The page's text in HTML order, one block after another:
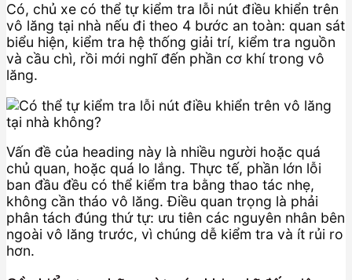
Có, chủ xe có thể tự kiểm tra lỗi nút điều khiển trên
vô lăng tại nhà nếu đi theo 4 bước an toàn: quan sát
biểu hiện, kiểm tra hệ thống giải trí, kiểm tra nguồn
và cầu chì, rồi mới nghĩ đến phần cơ khí trong vô
lăng.
Vấn đề của heading này là nhiều người hoặc quá
chủ quan, hoặc quá lo lắng. Thực tế, phần lớn lỗi
ban đầu đều có thể kiểm tra bằng thao tác nhẹ,
không cần tháo vô lăng. Điều quan trọng là phải
phân tách đúng thứ tự: ưu tiên các nguyên nhân bên
ngoài vô lăng trước, vì chúng dễ kiểm tra và ít rủi ro
hơn.